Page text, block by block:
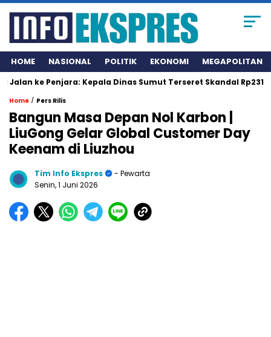
HOME NASIONAL POLITIK EKONOMI MEGAPOLITAN
ke Penjara: Kepala Dinas Sumut Terseret Skandal Rp231 Miliar
Home / Pers Rilis
Bangun Masa Depan Nol Karbon |
LiuGong Gelar Global Customer Day
Keenam di Liuzhou
Tim Info Ekspres
- Pewarta
Senin, 1 Juni 2026